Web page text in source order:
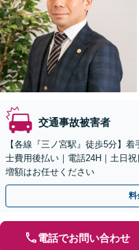
交通事故被害者
【各線『三ノ宮駅』徒歩5分】
士費用後払い｜電話24H｜土日
増額はお任せください
料
電話でお問い合わせ